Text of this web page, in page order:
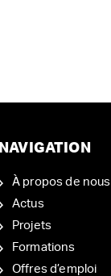
NAVIGATION
À propos de nous
Actus
Projets
Formations
Offres d’emploi